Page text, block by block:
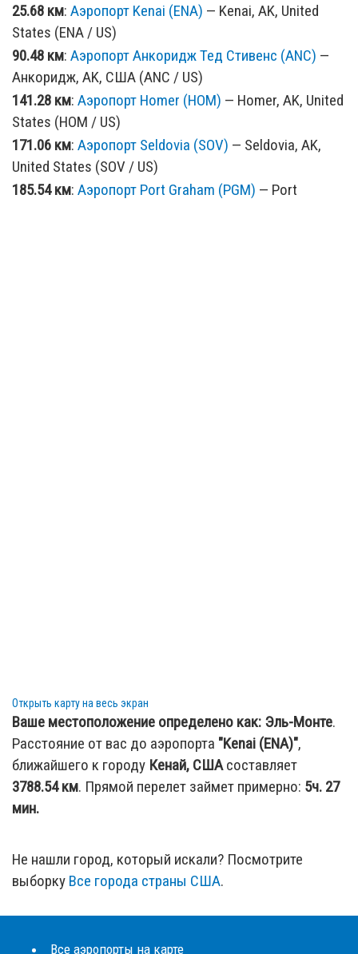
25.68 км: Аэропорт Kenai (ENA) — Kenai, AK, United
States (ENA / US)
90.48 км: Аэропорт Анкоридж Тед Стивенс (ANC) —
Анкоридж, AK, США (ANC / US)
141.28 км: Аэропорт Homer (HOM) — Homer, AK, United
States (HOM / US)
171.06 км: Аэропорт Seldovia (SOV) — Seldovia, AK,
United States (SOV / US)
185.54 км: Аэропорт Port Graham (PGM) — Port
Открыть карту на весь экран
Ваше местоположение определено как: Эль-Монте.
Расстояние от вас до аэропорта "Kenai (ENA)",
ближайшего к городу Кенай, СШАсоставляет
3788.54км. Прямой перелет займет примерно: 5ч. 27
мин.
Не нашли город, который искали? Посмотрите
выборку Все города страны США.
Все аэропорты на карте